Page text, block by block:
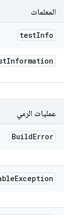
المعلمات
testInfo
Information
عمليات الرمي
BuildError
Exception